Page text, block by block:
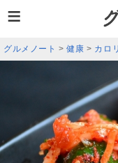
グルメノート >健康 > カロ
≡